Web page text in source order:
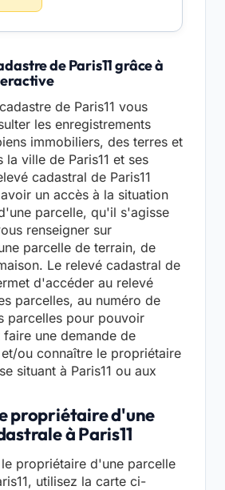
de Paris11 grâce à
de Paris11 vous
les enregistrements
immobiliers, des terres et
ville de Paris11 et ses
cadastral de Paris11
un accès à la situation
parcelle, qu'il s'agisse
renseigner sur
parcelle de terrain, de
Le relevé cadastral de
d'accéder au relevé
parcelles, au numéro de
parcelles pour pouvoir
faire une demande de
ou connaître le propriétaire
situant à Paris11 ou aux
propriétaire d'une
à Paris11
propriétaire d'une parcelle
utilisez la carte ci-